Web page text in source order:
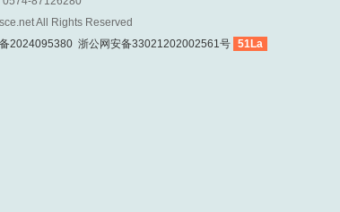
All Rights Reserved
2024095380 浙公网安备33021202002561号 51La